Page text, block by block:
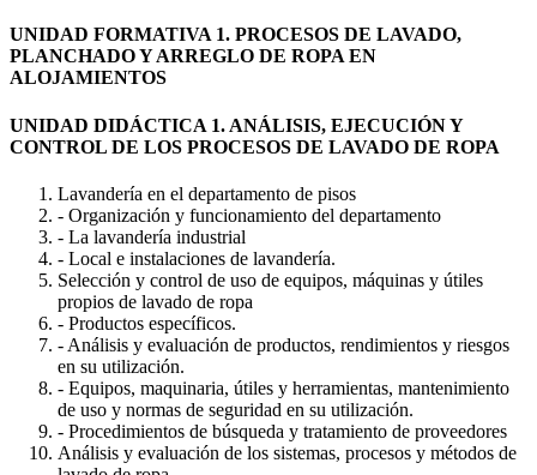
UNIDAD FORMATIVA 1. PROCESOS DE LAVADO,
PLANCHADO Y ARREGLO DE ROPA EN
ALOJAMIENTOS
UNIDAD DIDÁCTICA 1. ANÁLISIS, EJECUCIÓN Y
CONTROL DE LOS PROCESOS DE LAVADO DE ROPA
Lavandería en el departamento de pisos
- Organización y funcionamiento del departamento
- La lavandería industrial
- Local e instalaciones de lavandería.
Selección y control de uso de equipos, máquinas y útiles
propios de lavado de ropa
- Productos específicos.
- Análisis y evaluación de productos, rendimientos y riesgos
en su utilización.
- Equipos, maquinaria, útiles y herramientas, mantenimiento
de uso y normas de seguridad en su utilización.
- Procedimientos de búsqueda y tratamiento de proveedores
Análisis y evaluación de los sistemas, procesos y métodos de